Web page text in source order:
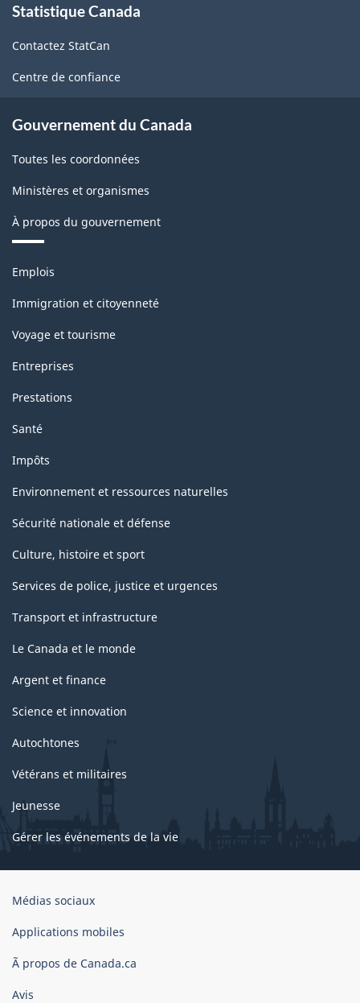
propos
ce
site
Statistique Canada
Contactez StatCan
Centre de confiance
Gouvernement du Canada
Toutes les coordonnées
Ministères et organismes
À propos du gouvernement
Thèmes
sujets
Emplois
Immigration et citoyenneté
Voyage et tourisme
Entreprises
Prestations
Santé
Impôts
Environnement et ressources naturelles
Sécurité nationale et défense
Culture, histoire et sport
Services de police, justice et urgences
Transport et infrastructure
Le Canada et le monde
Argent et finance
Science et innovation
Autochtones
Vétérans et militaires
Jeunesse
Gérer les événements de la vie
Organisation
gouvernement
Canada
Médias sociaux
Applications mobiles
Ã propos de Canada.ca
Avis